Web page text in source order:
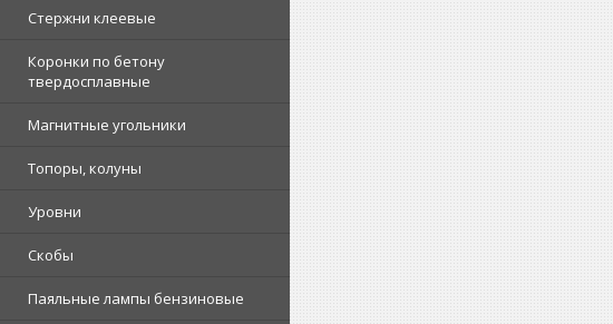
Стержни клеевые
Коронки по бетону
твердосплавные
Магнитные угольники
Топоры, колуны
Уровни
Скобы
Паяльные лампы бензиновые